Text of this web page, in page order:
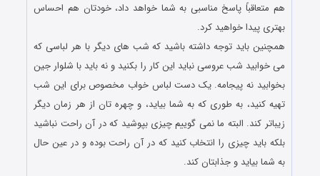
هم متعاقباً پاسخ مناسبی به شما خواهد داد، خودتان هم احساس
بهتری پیدا خواهید کرد.
همچنین باید توجه داشته باشید که شب های دیگر با هر لباسی که
می خوابید شب عروسی نباید این کار را بکنید و نه باید با شلوار جین
بخوابید نه پیجامه. یک دست لباس خواب مخصوص برای این شب
تهیه کنید، به طوری که به شما بیاید، و چهره تان از هر زمان دیگر
زیباتر کند. البته ما نمی گوییم چیزی بپوشید که در آن راحت نباشید
بلکه باید چیزی را انتخاب کنید که در آن راحت بوده و در عین حال
به شما بیاید و جذابتان کند.